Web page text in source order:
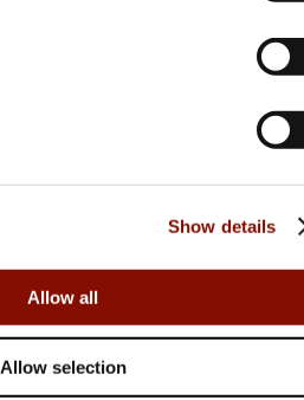
Show details
Allow all
Allow selection